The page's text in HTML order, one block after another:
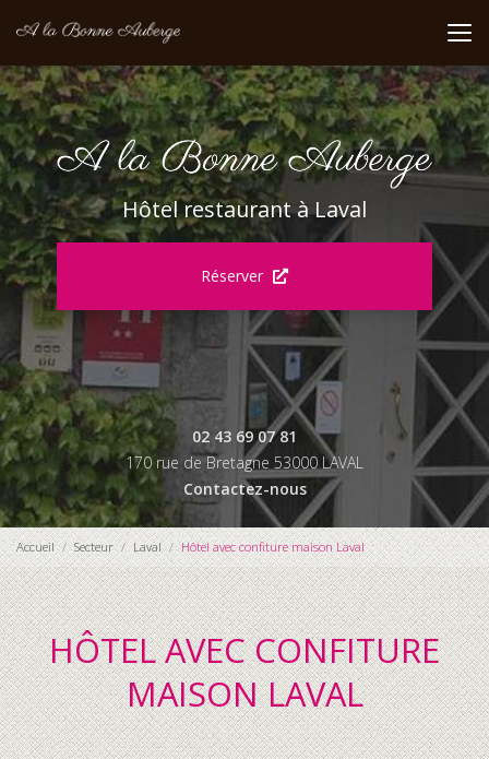
au
principal
Hôtel restaurant à Laval
Réserver
02 43 69 07 81
170 rue de Bretagne 53000 LAVAL
Contactez-nous
Accueil Secteur Laval Hôtel avec confiture maison Laval
HÔTEL AVEC CONFITURE
MAISON LAVAL